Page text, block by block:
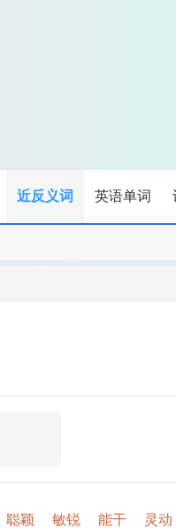
近反义词 英语单词
聪颖 敏锐 能干 灵动